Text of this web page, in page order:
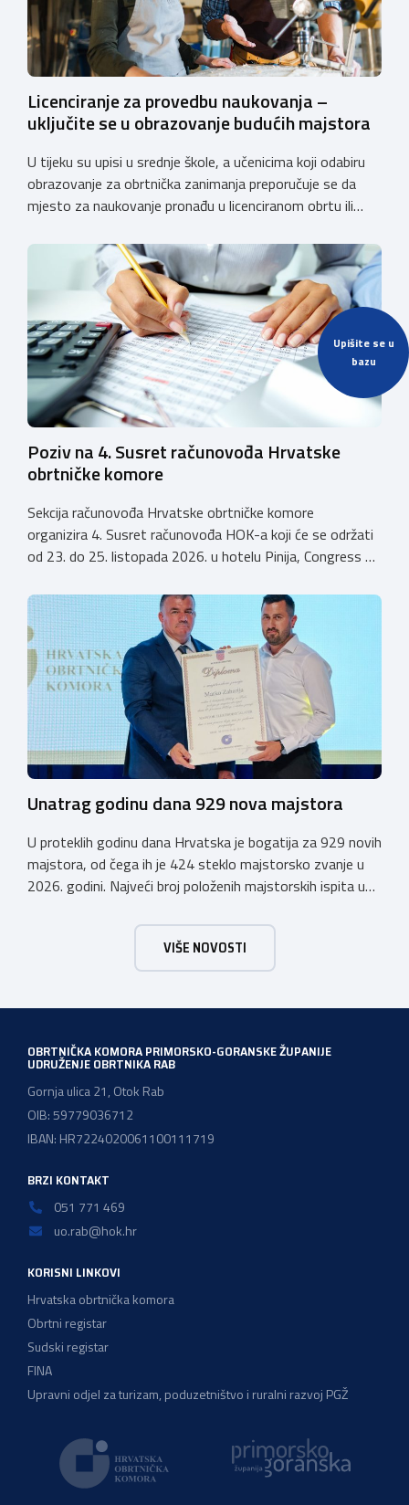
Upišite se u
bazu
Licenciranje za provedbu naukovanja –
uključite se u obrazovanje budućih majstora
U tijeku su upisi u srednje škole, a učenicima koji odabiru
obrazovanje za obrtnička zanimanja preporučuje se da
mjesto za naukovanje pronađu u licenciranom obrtu ili
koji još nemaju licenciju da pokrenu postupak
licenciranja kako bi budućim učenicima omogućili
kvalitetno i sigurno stjecanje praktičnih znanja, a
istodobno ulagali u razvoj […]
Poziv na 4. Susret računovođa Hrvatske
obrtničke komore
Sekcija računovođa Hrvatske obrtničke komore
organizira 4. Susret računovođa HOK-a koji će se održati
od 23. do 25. listopada 2026. u hotelu Pinija, Congress &
otvoren u petak, 23. listopada 2026. u
poslijepodnevnim, uz uvodno predavanje i pozdrav
domaćina. Tijekom subote, 24. listopada, održavat će se
predavanja, interaktivne radionice te okrugli stolovi na
aktualne teme. […]
Unatrag godinu dana 929 nova majstora
U proteklih godinu dana Hrvatska je bogatija za 929 novih
majstora, od čega ih je 424 steklo majstorsko zvanje u
2026. godini. Najveći broj položenih majstorskih ispita u
majstor elektroinstalater, majstor frizer, majstor
vodoinstalatera, instalatera grijanja i klimatizacije te
majstora automehaničara. Najveći broj navedenih
VIŠE NOVOSTI
OBRTNIČKA KOMORA PRIMORSKO-GORANSKE ŽUPANIJE
UDRUŽENJE OBRTNIKA RAB
Gornja ulica 21, Otok Rab
OIB: 59779036712
IBAN: HR7224020061100111719
BRZI KONTAKT
051 771 469
uo.rab@hok.hr
KORISNI LINKOVI
Hrvatska obrtnička komora
Obrtni registar
Sudski registar
FINA
Upravni odjel za turizam, poduzetništvo i ruralni razvoj PGŽ